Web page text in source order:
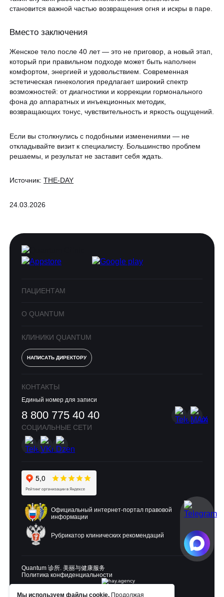
становится важной частью возвращения огня и искры в паре.
Вместо заключения
Женское тело после 40 лет — это не приговор, а новый этап,
который при правильном подходе может быть наполнен
комфортом, энергией и удовольствием. Современная
эстетическая гинекология предлагает широкий спектр
возможностей: от диагностики и коррекции гормонального
фона до аппаратных и инъекционных методик,
возвращающих тонус, чувствительность и яркость ощущений.
Если вы столкнулись с подобными изменениями — не
откладывайте визит к специалисту. Большинство проблем
решаемы, и результат не заставит себя ждать.
Источник:THE-DAY
24.03.2026
ПАЦИЕНТАМ
О QUANTUM
КЛИНИКИ QUANTUM
НАПИСАТЬ ДИРЕКТОРУ
КОНТАКТЫ
Единый номер для записи
8 800 775 40 40
СОЦИАЛЬНЫЕ СЕТИ
Официальный интернет-портал правовой
информации
Рубрикатор клинических рекомендаций
Политика конфиденциальности
Quantum 诊所. 美丽与健康服务
Мы используем файлы cookie. Продолжая